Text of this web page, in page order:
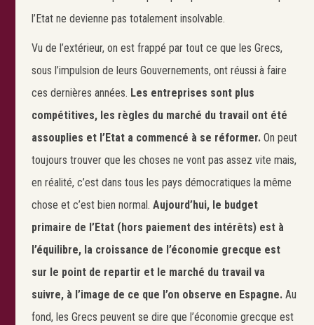
l’Etat ne devienne pas totalement insolvable.
Vu de l’extérieur, on est frappé par tout ce que les Grecs,
sous l’impulsion de leurs Gouvernements, ont réussi à faire
ces dernières années. Les entreprises sont plus
compétitives, les règles du marché du travail ont été
assouplies et l’Etat a commencé à se réformer.On peut
toujours trouver que les choses ne vont pas assez vite mais,
en réalité, c’est dans tous les pays démocratiques la même
chose et c’est bien normal. Aujourd’hui, le budget
primaire de l’Etat (hors paiement des intérêts) est à
l’équilibre, la croissance de l’économie grecque est
sur le point de repartir et le marché du travail va
suivre, à l’image de ce que l’on observe en Espagne.Au
fond, les Grecs peuvent se dire que l’économie grecque est
Search